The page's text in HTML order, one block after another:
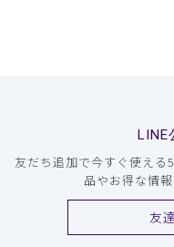
LINE
友だち追加で今すぐ使え
品やお得な情
友